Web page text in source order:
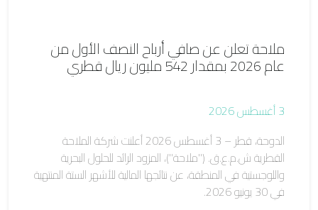
ملاحة تعلن عن صافي أرباح النصف الأول من
عام 2026 بمقدار 542 مليون ريال قطري
3 أغسطس 2026
الدوحة، قطر – 3 أغسطس 2026 أعلنت شركة الملاحة
القطرية ش.م.ع.ق. ("ملاحة")، المزود الرائد للحلول البحرية
واللوجستية في المنطقة، عن نتائجها المالية للأشهر الستة المنتهية
في 30 يونيو 2026.